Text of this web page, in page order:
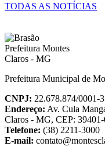
TODAS AS NOTÍCIAS
Prefeitura Municipal de
CNPJ: 22.678.874/0001-
Endereço: Av. Cula
Claros - MG, CEP: 39401-
Telefone: (38) 2211-3000
E-mail: